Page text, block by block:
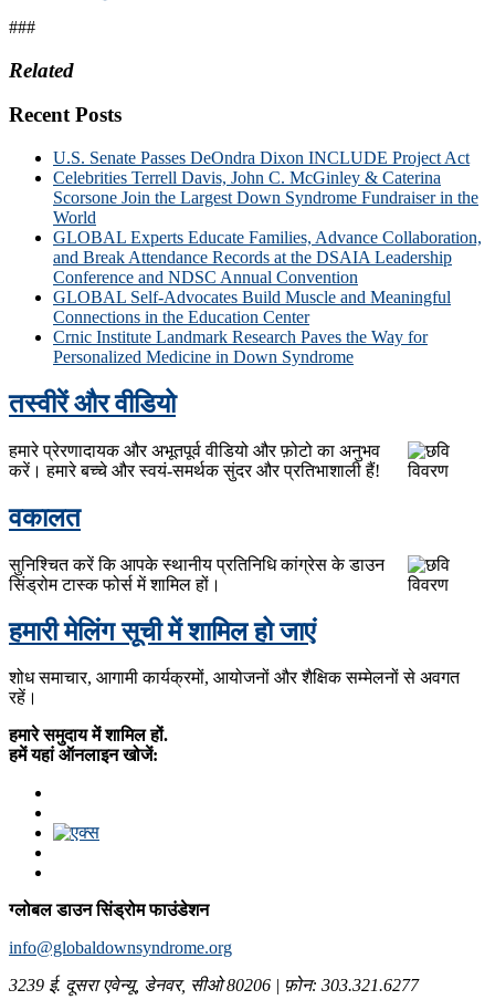
###
Related
Recent Posts
U.S. Senate Passes DeOndra Dixon INCLUDE Project Act
Celebrities Terrell Davis, John C. McGinley & Caterina
Scorsone Join the Largest Down Syndrome Fundraiser in the
World
GLOBAL Experts Educate Families, Advance Collaboration,
and Break Attendance Records at the DSAIA Leadership
Conference and NDSC Annual Convention
GLOBAL Self-Advocates Build Muscle and Meaningful
Connections in the Education Center
Crnic Institute Landmark Research Paves the Way for
Personalized Medicine in Down Syndrome
तस्वीरें और वीडियो
हमारे प्रेरणादायक और अभूतपूर्व वीडियो और फ़ोटो का अनुभव
करें। हमारे बच्चे और स्वयं-समर्थक सुंदर और प्रतिभाशाली हैं!
वकालत
सुनिश्चित करें कि आपके स्थानीय प्रतिनिधि कांग्रेस के डाउन
सिंड्रोम टास्क फोर्स में शामिल हों।
हमारी मेलिंग सूची में शामिल हो जाएं
शोध समाचार, आगामी कार्यक्रमों, आयोजनों और शैक्षिक सम्मेलनों से अवगत
रहें।
हमारे समुदाय में शामिल हों.
हमें यहां ऑनलाइन खोजें:
ग्लोबल डाउन सिंड्रोम फाउंडेशन
info@globaldownsyndrome.org
3239 ई. दूसरा एवेन्यू, डेनवर, सीओ 80206 | फ़ोन: 303.321.6277